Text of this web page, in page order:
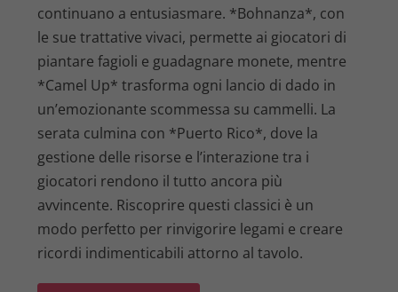
continuano a entusiasmare. *Bohnanza*, con
le sue trattative vivaci, permette ai giocatori di
piantare fagioli e guadagnare monete, mentre
*Camel Up* trasforma ogni lancio di dado in
un’emozionante scommessa su cammelli. La
serata culmina con *Puerto Rico*, dove la
gestione delle risorse e l’interazione tra i
giocatori rendono il tutto ancora più
avvincente. Riscoprire questi classici è un
modo perfetto per rinvigorire legami e creare
ricordi indimenticabili attorno al tavolo.